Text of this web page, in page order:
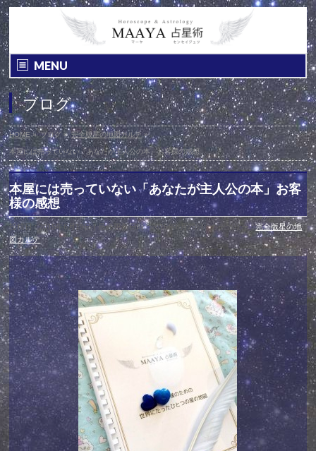
MENU
ブログ
HOME» ブログ » 完全版星の地図カルテ»
本屋には売っていない「あなたが主人公の本」お客様の感想
本屋には売っていない「あなたが主人公の本」お客
様の感想
投稿日 : 2015年6月19日 最終更新日時 : 2015年8月20日 カテゴリー :完全版星の地
図カルテ